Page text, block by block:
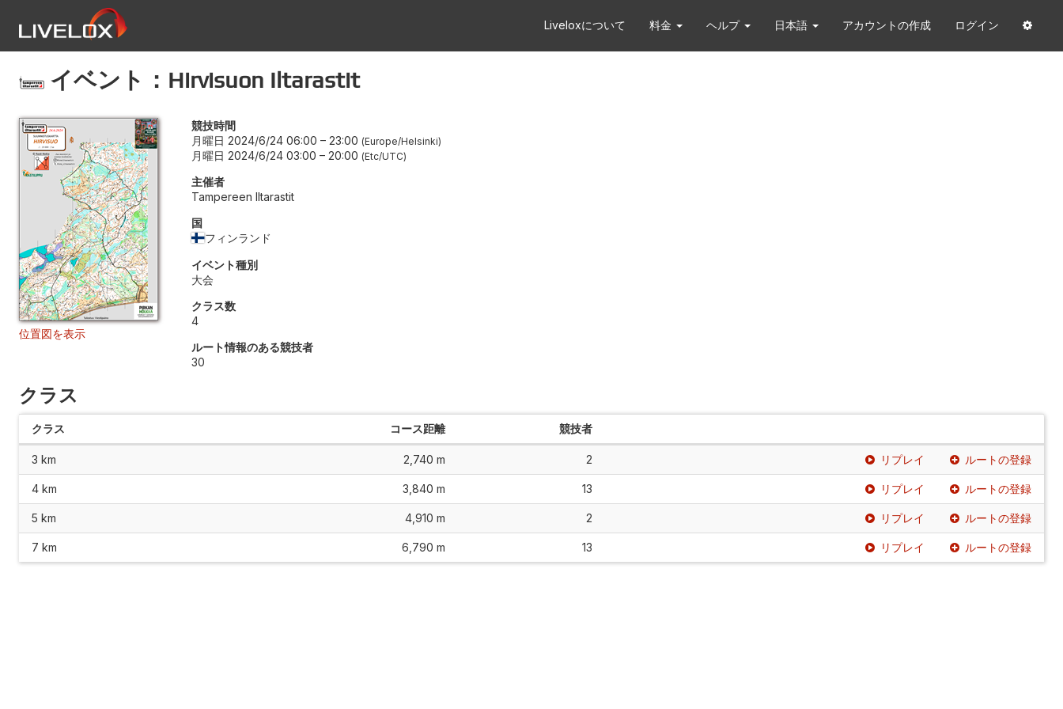
Liveloxについて 料金 ヘルプ 日本語 アカウントの作成 ログイン
イベント：Hirvisuon Iltarastit
位置図を表示
競技時間
月曜日 2024/6/24 06:00 – 23:00 Europe/Helsinki
月曜日 2024/6/24 03:00 – 20:00 Etc/UTC
主催者
Tampereen Iltarastit
国
フィンランド
イベント種別
大会
クラス数
4
ルート情報のある競技者
30
クラス
クラス コース距離 競技者
3 km 2,740 m 2 リプレイ ルートの登録
4 km 3,840 m 13 リプレイ ルートの登録
5 km 4,910 m 2 リプレイ ルートの登録
7 km 6,790 m 13 リプレイ ルートの登録